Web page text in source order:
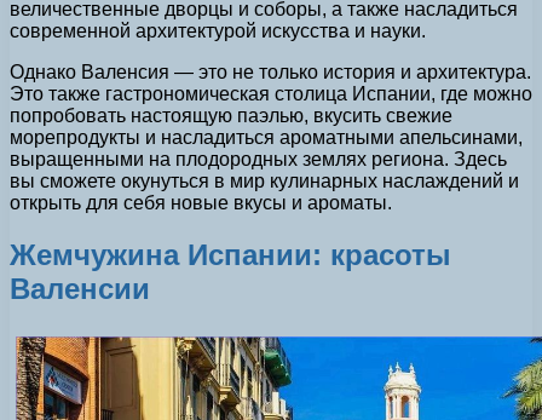
величественные дворцы и соборы, а также насладиться
современной архитектурой искусства и науки.
Однако Валенсия — это не только история и архитектура.
Это также гастрономическая столица Испании, где можно
попробовать настоящую паэлью, вкусить свежие
морепродукты и насладиться ароматными апельсинами,
выращенными на плодородных землях региона. Здесь
вы сможете окунуться в мир кулинарных наслаждений и
открыть для себя новые вкусы и ароматы.
Жемчужина Испании: красоты
Валенсии